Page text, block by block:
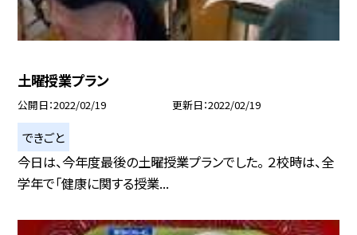
土曜授業プラン
公開日 2022/02/19 更新日 2022/02/19
できごと
今日は、今年度最後の土曜授業プランでした。 ２校時は、全
学年で「健康に関する授業...